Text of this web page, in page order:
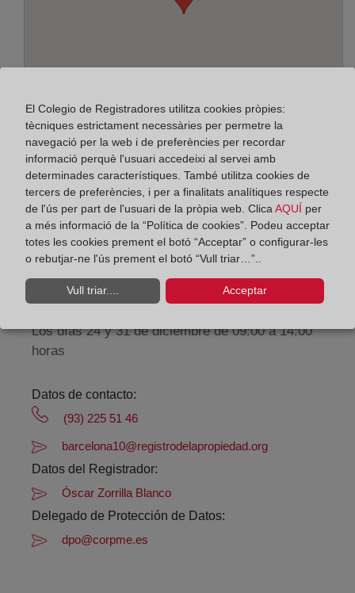
Adreça:
Paseo de la Zona Franca, 109-Edif. Torre Marina,
8038
Horario:
De lunes a viernes de 09:00 a 17:00 horas
Los días 24 y 31 de diciembre de 09:00 a 14:00
horas
Datos de contacto:
(93) 225 51 46
barcelona10@registrodelapropiedad.org
Datos del Registrador:
Óscar Zorrilla Blanco
Delegado de Protección de Datos:
dpo@corpme.es
El Colegio de Registradores utilitza cookies pròpies:
tècniques estrictament necessàries per permetre la
navegació per la web i de preferències per recordar
informació perquè l'usuari accedeixi al servei amb
determinades característiques. També utilitza cookies de
tercers de preferències, i per a finalitats analítiques respecte
de l'ús per part de l'usuari de la pròpia web. Clica AQUÍ per
a més informació de la “Política de cookies”. Podeu acceptar
totes les cookies prement el botó “Acceptar” o configurar-les
o rebutjar-ne l'ús prement el botó “Vull triar…”..
Vull triar.... Acceptar